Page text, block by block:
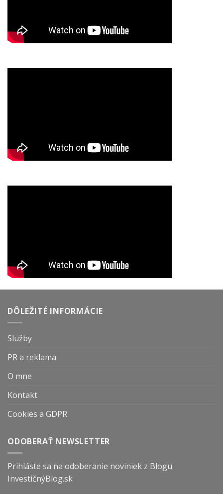
DÔLEŽITÉ INFORMÁCIE
Služby
PR a reklama
O mne
Kontakt
Cookies a GDPR
ODOBERAŤ NEWSLETTER
Prihláste sa na odoberanie noviniek z Blogu
InvestičnýBlog.sk